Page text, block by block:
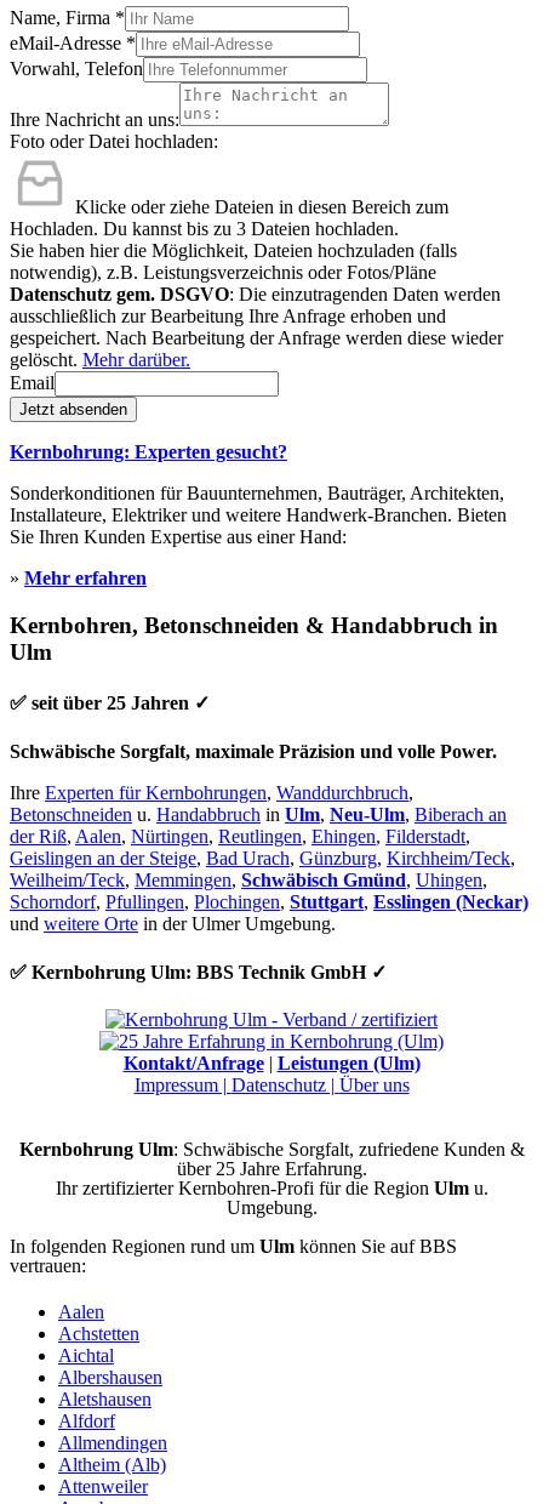
Name, Firma *
eMail-Adresse *
Vorwahl, Telefon
Ihre Nachricht an uns:
Foto oder Datei hochladen:
Klicke oder ziehe Dateien in diesen Bereich zum
Hochladen. Du kannst bis zu 3 Dateien hochladen.
Sie haben hier die Möglichkeit, Dateien hochzuladen (falls
notwendig), z.B. Leistungsverzeichnis oder Fotos/Pläne
Datenschutz gem. DSGVO: Die einzutragenden Daten werden
ausschließlich zur Bearbeitung Ihre Anfrage erhoben und
gespeichert. Nach Bearbeitung der Anfrage werden diese wieder
gelöscht. Mehr darüber.
Email
Jetzt absenden
Kernbohrung: Experten gesucht?
Sonderkonditionen für Bauunternehmen, Bauträger, Architekten,
Installateure, Elektriker und weitere Handwerk-Branchen. Bieten
Sie Ihren Kunden Expertise aus einer Hand:
» Mehr erfahren
Kernbohren, Betonschneiden & Handabbruch in
Ulm
✅ seit über 25 Jahren ✓
Schwäbische Sorgfalt, maximale Präzision und volle Power.
Ihre Experten für Kernbohrungen, Wanddurchbruch,
Betonschneiden u. Handabbruch in Ulm, Neu-Ulm, Biberach an
der Riß, Aalen, Nürtingen, Reutlingen, Ehingen, Filderstadt,
Geislingen an der Steige, Bad Urach, Günzburg, Kirchheim/Teck,
Weilheim/Teck, Memmingen, Schwäbisch Gmünd, Uhingen,
Schorndorf, Pfullingen, Plochingen, Stuttgart, Esslingen (Neckar)
und weitere Orte in der Ulmer Umgebung.
✅ Kernbohrung Ulm: BBS Technik GmbH ✓
Kontakt/Anfrage| Leistungen (Ulm)
Impressum | Datenschutz | Über uns
Kernbohrung Ulm: Schwäbische Sorgfalt, zufriedene Kunden &
über 25 Jahre Erfahrung.
Ihr zertifizierter Kernbohren-Profi für die Region Ulmu.
Umgebung.
In folgenden Regionen rund um Ulm können Sie auf BBS
vertrauen:
Aalen
Achstetten
Aichtal
Albershausen
Aletshausen
Alfdorf
Allmendingen
Altheim (Alb)
Attenweiler